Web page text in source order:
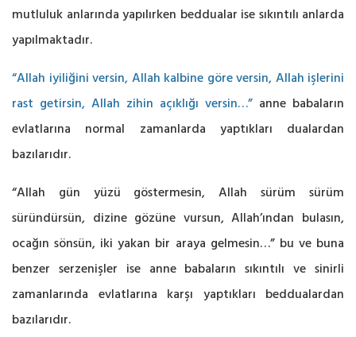
mutluluk anlarında yapılırken beddualar ise sıkıntılı anlarda
yapılmaktadır.
“Allah iyiliğini versin, Allah kalbine göre versin, Allah işlerini
rast getirsin, Allah zihin açıklığı versin…” anne babaların
evlatlarına normal zamanlarda yaptıkları dualardan
bazılarıdır.
“Allah gün yüzü göstermesin, Allah sürüm sürüm
süründürsün, dizine gözüne vursun, Allah’ından bulasın,
ocağın sönsün, iki yakan bir araya gelmesin…” bu ve buna
benzer serzenişler ise anne babaların sıkıntılı ve sinirli
zamanlarında evlatlarına karşı yaptıkları beddualardan
bazılarıdır.